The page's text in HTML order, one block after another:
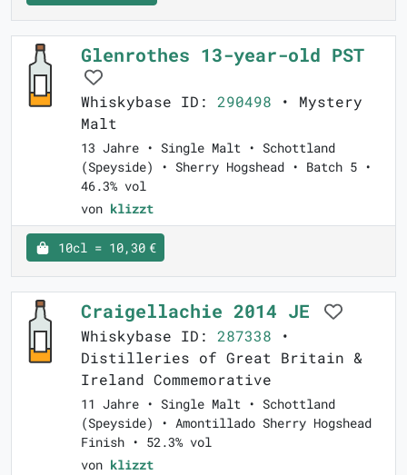
Glenrothes 13-year-old PST
Whiskybase ID: 290498 • Mystery
Malt
13 Jahre • Single Malt • Schottland
(Speyside) • Sherry Hogshead • Batch 5 •
46.3% vol
von klizzt
10cl = 10,30 €
Craigellachie 2014 JE
Whiskybase ID: 287338 •
Distilleries of Great Britain &
Ireland Commemorative
11 Jahre • Single Malt • Schottland
(Speyside) • Amontillado Sherry Hogshead
Finish • 52.3% vol
von klizzt